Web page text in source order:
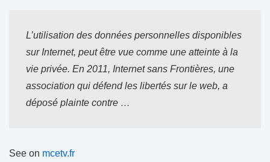
L’utilisation des données personnelles disponibles
sur Internet, peut être vue comme une atteinte à la
vie privée. En 2011, Internet sans Frontières, une
association qui défend les libertés sur le web, a
déposé plainte contre …
See on mcetv.fr